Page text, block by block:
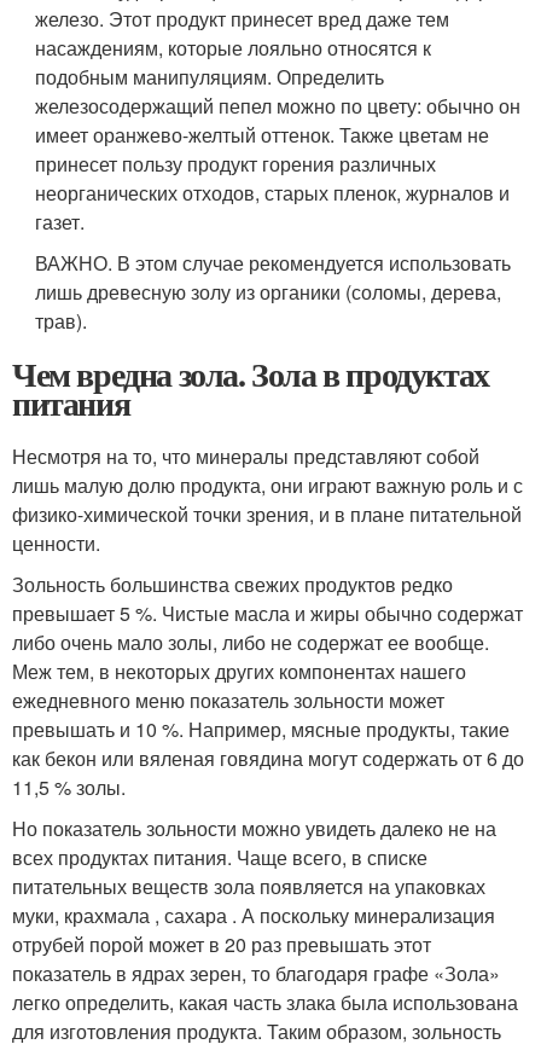
железо. Этот продукт принесет вред даже тем
насаждениям, которые лояльно относятся к
подобным манипуляциям. Определить
железосодержащий пепел можно по цвету: обычно он
имеет оранжево-желтый оттенок. Также цветам не
принесет пользу продукт горения различных
неорганических отходов, старых пленок, журналов и
газет.
ВАЖНО. В этом случае рекомендуется использовать
лишь древесную золу из органики (соломы, дерева,
трав).
Чем вредна зола. Зола в продуктах
питания
Несмотря на то, что минералы представляют собой
лишь малую долю продукта, они играют важную роль и с
физико-химической точки зрения, и в плане питательной
ценности.
Зольность большинства свежих продуктов редко
превышает 5 %. Чистые масла и жиры обычно содержат
либо очень мало золы, либо не содержат ее вообще.
Меж тем, в некоторых других компонентах нашего
ежедневного меню показатель зольности может
превышать и 10 %. Например, мясные продукты, такие
как бекон или вяленая говядина могут содержать от 6 до
11,5 % золы.
Но показатель зольности можно увидеть далеко не на
всех продуктах питания. Чаще всего, в списке
питательных веществ зола появляется на упаковках
муки, крахмала , сахара . А поскольку минерализация
отрубей порой может в 20 раз превышать этот
показатель в ядрах зерен, то благодаря графе «Зола»
легко определить, какая часть злака была использована
для изготовления продукта. Таким образом, зольность